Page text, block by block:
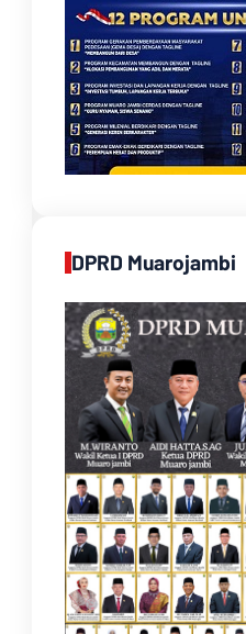
DPRD Muarojambi